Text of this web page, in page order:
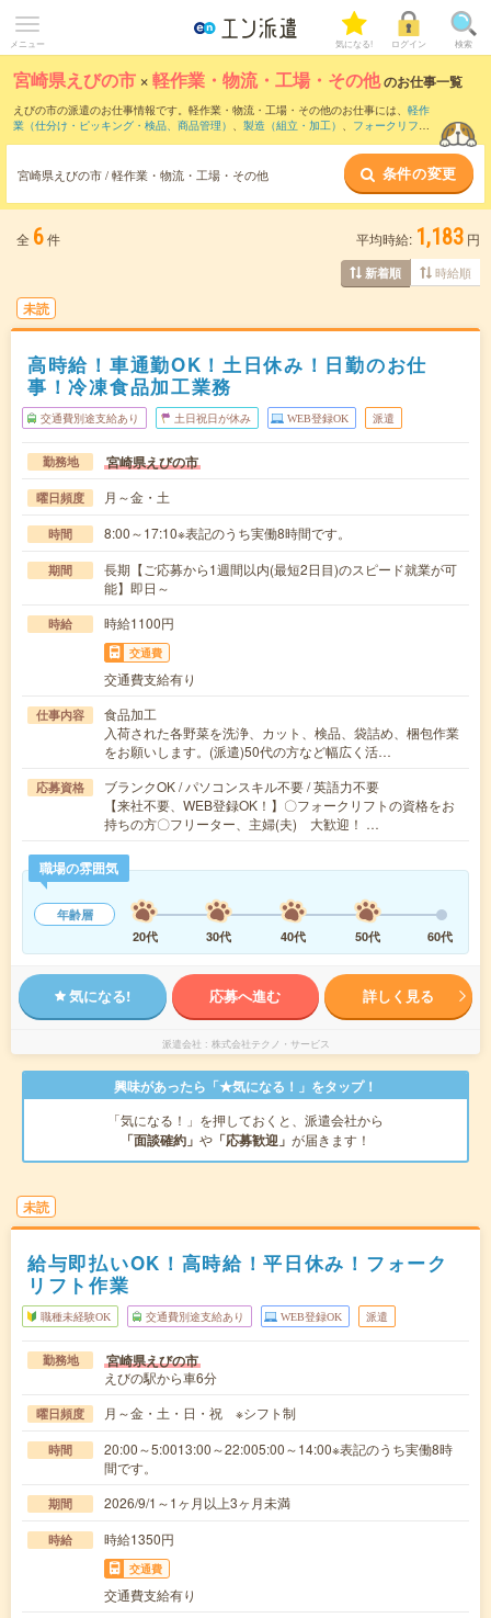
メニュー 気になる! ログイン 検索
宮崎県えびの市 ×軽作業・物流・工場・その他のお仕事一覧
えびの市の派遣のお仕事情報です。軽作業・物流・工場・その他のお仕事には、 軽作
業（仕分け・ピッキング・検品、商品管理） 、 製造（組立・加工） 、 フォークリフト
宮崎県えびの市 / 軽作業・物流・工場・その他 条件の変更
全 6件 平均時給: 1,183 円
新着順 時給順
未読
高時給！車通勤OK！土日休み！日勤のお仕
事！冷凍食品加工業務
交通費別途支給あり 土日祝日が休み WEB登録OK 派遣
勤務地 宮崎県えびの市
曜日頻度 月～金・土
時間 8:00～17:10※表記のうち実働8時間です。
期間
長期【ご応募から1週間以内(最短2日目)のスピード就業が可
能】即日～
時給 時給1100円
交通費
交通費支給有り
仕事内容
食品加工
入荷された各野菜を洗浄、カット、検品、袋詰め、梱包作業
をお願いします。(派遣)50代の方など幅広く活…
応募資格
ブランクOK / パソコンスキル不要 / 英語力不要
【来社不要、WEB登録OK！】〇フォークリフトの資格をお
持ちの方〇フリーター、主婦(夫) 大歓迎！ …
職場の雰囲気
年齢層
20代
30代 40代 50代 60代
気になる! 応募へ進む 詳しく見る
派遣会社 株式会社テクノ・サービス
興味があったら「★気になる！」をタップ！
「気になる！」を押しておくと、派遣会社から
「面談確約」 や 「応募歓迎」 が届きます！
未読
給与即払いOK！高時給！平日休み！フォーク
リフト作業
職種未経験OK 交通費別途支給あり WEB登録OK 派遣
勤務地 宮崎県えびの市
えびの駅から車6分
曜日頻度 月～金・土・日・祝 ※シフト制
時間
20:00～5:0013:00～22:005:00～14:00※表記のうち実働8時
間です。
期間 2026/9/1～1ヶ月以上3ヶ月未満
時給 時給1350円
交通費
交通費支給有り